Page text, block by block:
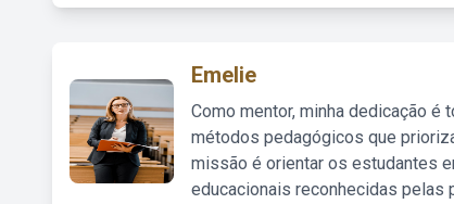
Emelie
Como mentor, minha dedicação
métodos pedagógicos que
missão é orientar os estudantes
educacionais reconhecidas pelas